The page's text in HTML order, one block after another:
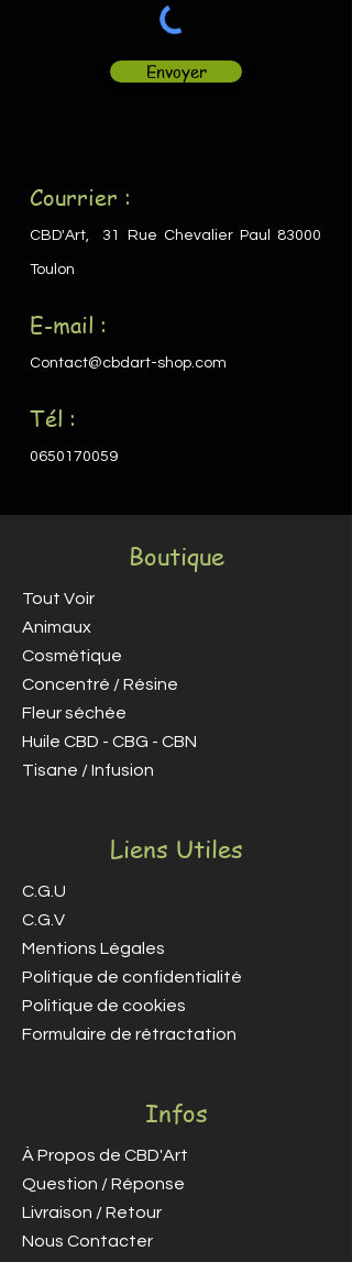
Envoyer
Courrier :
CBD'Art, 31 Rue Chevalier Paul 83000
Toulon
E-mail :
Contact@cbdart-shop.com
Tél :
0650170059
Boutique
Tout Voir
Animaux
Cosmétique
Concentré / Résine
Fleur séchée
Huile CBD - CBG - CBN
Tisane / Infusion
Liens Utiles
C.G.U
C.G.V
Mentions Légales
Politique de confidentialité
Politique de cookies
Formulaire de rétractation
Infos
À Propos de CBD'Art
Question / Réponse
Livraison / Retour
Nous Contacter